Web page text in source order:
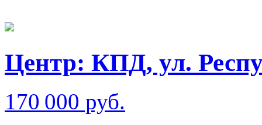
Центр: КПД, ул.
170 000 руб.